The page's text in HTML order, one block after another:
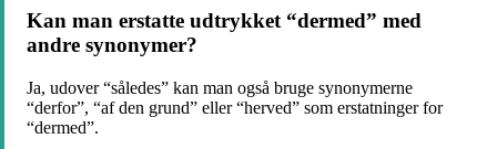
Kan man erstatte udtrykket “dermed” med
andre synonymer?
Ja, udover “således” kan man også bruge synonymerne
“derfor”, “af den grund” eller “herved” som erstatninger for
“dermed”.